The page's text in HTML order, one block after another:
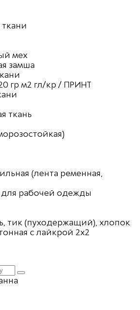
мех
замша
гр м2 гл/кр / ПРИНТ
ткань
(лента ременная,
рабочей одежды
тик (пуходержащий), хлопок
с лайкрой 2х2